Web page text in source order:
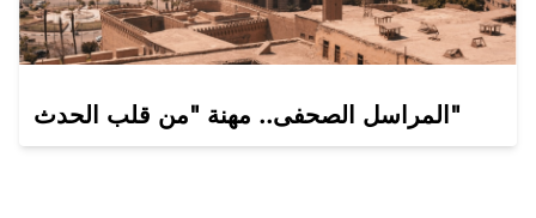
المراسل الصحفى.. مهنة "من قلب الحدث"